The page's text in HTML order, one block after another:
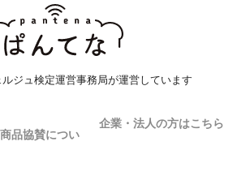
ルジュ検定運営事務局が運営しています
企業・法人の方はこちら
品協賛につい